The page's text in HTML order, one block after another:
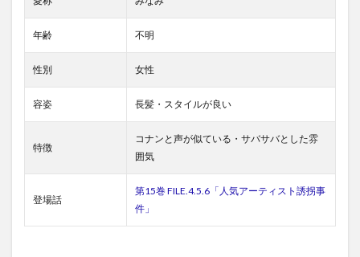
年齢 不明
性別 女性
容姿 長髪・スタイルが良い
特徴
コナンと声が似ている・サバサバとした雰
囲気
登場話
第15巻 FILE.4.5.6「人気アーティスト誘拐事
件」